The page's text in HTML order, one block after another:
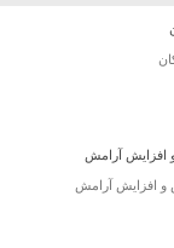
افزایش آرامش